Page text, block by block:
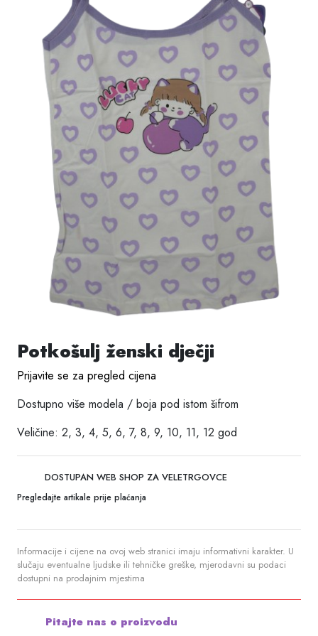
Potkošulj ženski dječji
Prijavite se za pregled cijena
Dostupno više modela / boja pod istom šifrom
Veličine: 2, 3, 4, 5, 6, 7, 8, 9, 10, 11, 12 god
DOSTUPAN WEB SHOP ZA VELETRGOVCE
Pregledajte artikale prije plaćanja
Informacije i cijene na ovoj web stranici imaju informativni karakter. U
slučaju eventualne ljudske ili tehničke greške, mjerodavni su podaci
dostupni na prodajnim mjestima
Pitajte nas o proizvodu